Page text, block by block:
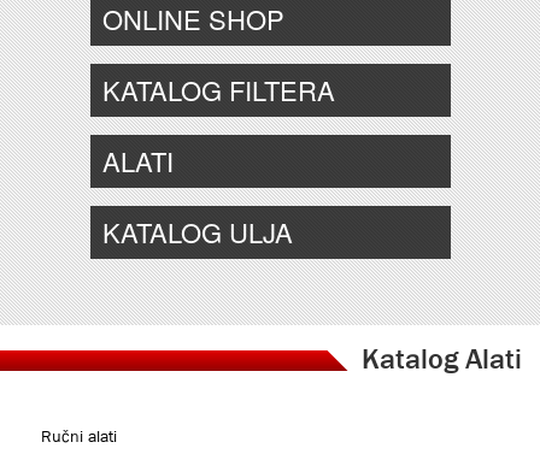
ONLINE SHOP
KATALOG FILTERA
ALATI
KATALOG ULJA
Katalog Alati
Ručni alati